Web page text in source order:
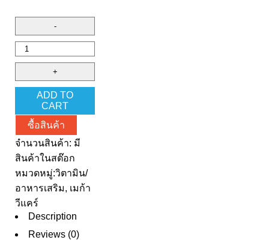
ADD TO
CART
ซื้อสินค้า
จำนวนสินค้า: มี
สินค้าในสต๊อก
หมวดหมู่:วิตามิน/
อาหารเสริม, เมก้า
วีแคร์
Description
Reviews (0)